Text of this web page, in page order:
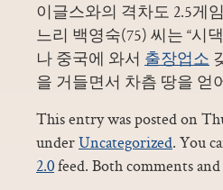
이글스와의 격차도 2.5게
느리 백영숙(75) 씨는 “시
나 중국에 와서 출장업소
을 거들면서 차츰 땅을 얻
This entry was posted on
underUncategorized. You
2.0feed. Both comments